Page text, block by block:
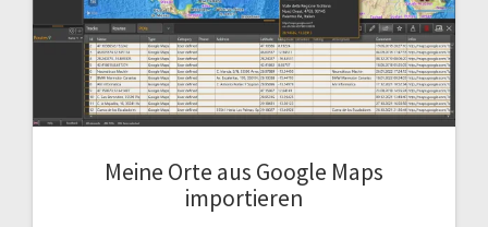
Meine Orte aus Google Maps
importieren